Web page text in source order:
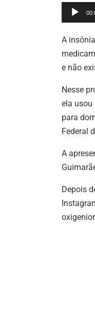
Tocador
de
áudio
A
e não
Nesse
ela usou
para
Federal
A
Depois